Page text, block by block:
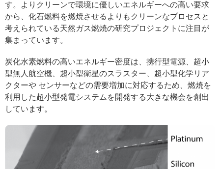
す。よりクリーンで環境に優しいエネルギーへの高い要求
から、化石燃料を燃焼させるよりもクリーンなプロセスと
考えられている天然ガス燃焼の研究プロジェクトに注目が
集まっています。
炭化水素燃料の高いエネルギー密度は、携行型電源、超小
型無人航空機、超小型衛星のスラスター、超小型化学リア
クターや センサーなどの需要増加に対応するため、燃焼を
利用した超小型発電システムを開発する大きな機会を創出
しています。